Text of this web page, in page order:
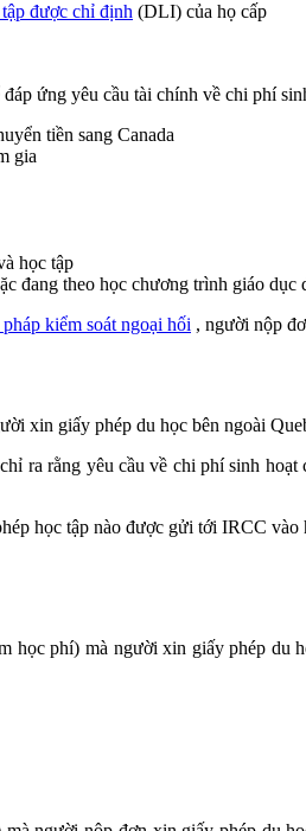
được chỉ định (DLI) của họ cấp
ứng yêu cầu tài chính về chi phí
tiền sang Canada
gia
học tập
đang theo học chương trình giáo dục
kiểm soát ngoại hối , người nộp
xin giấy phép du học bên ngoài
rằng yêu cầu về chi phí sinh
học tập nào được gửi tới IRCC vào
học phí) mà người xin giấy phép